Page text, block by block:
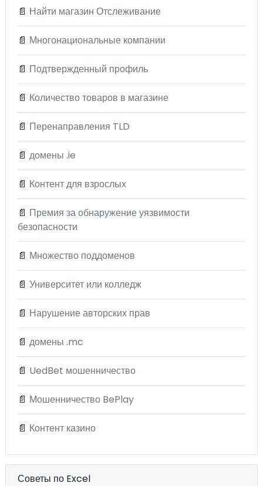
📄 Найти магазин Отслеживание
📄 Многонациональные компании
📄 Подтвержденный профиль
📄 Количество товаров в магазине
📄 Перенаправления TLD
📄 домены .ie
📄 Контент для взрослых
📄 Премия за обнаружение уязвимости
безопасности
📄 Множество поддоменов
📄 Университет или колледж
📄 Нарушение авторских прав
📄 домены .mc
📄 UedBet мошенничество
📄 Мошенничество BePlay
📄 Контент казино
Советы по Excel